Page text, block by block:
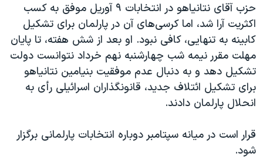
حزب آقای نتانیاهو در انتخابات ۹ آوریل موفق به کسب
اکثریت آرا شد، اما کرسی‌های آن در پارلمان برای تشکیل
کابینه به تنهایی، کافی نبود. او بعد از شش هفته، تا پایان
مهلت مقرر نیمه شب چهارشنبه نهم خرداد نتوانست دولت
تشکیل دهد و به دنبال عدم موفقیت بنیامین نتانیاهو
برای تشکیل ائتلاف جدید، قانونگذاران اسرائیلی رأی به
انحلال پارلمان دادند.
قرار است در میانه سپتامبر دوباره انتخابات پارلمانی برگزار
شود.